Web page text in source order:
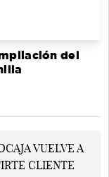
del